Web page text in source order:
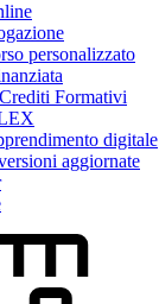
personalizzato
Formativi
digitale
aggiornate